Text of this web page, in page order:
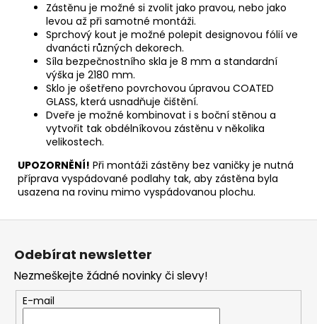
Zástěnu je možné si zvolit jako pravou, nebo jako
levou až při samotné montáži.
Sprchový kout je možné polepit designovou fólií ve
dvanácti různých dekorech.
Síla bezpečnostního skla je 8 mm a standardní
výška je 2180 mm.
Sklo je ošetřeno povrchovou úpravou COATED
GLASS, která usnadňuje čištění.
Dveře je možné kombinovat i s boční stěnou a
vytvořit tak obdélníkovou zástěnu v několika
velikostech.
UPOZORNĚNÍ! Při montáži zástěny bez vaničky je nutná
příprava vyspádované podlahy tak, aby zástěna byla
usazena na rovinu mimo vyspádovanou plochu.
Odebírat newsletter
Nezmeškejte žádné novinky či slevy!
E-mail